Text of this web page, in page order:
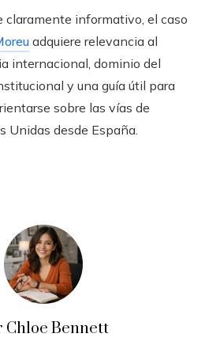
claramente informativo, el caso
adquiere relevancia al
internacional, dominio del
y una guía útil para
sobre las vías de
Unidas desde España.
Chloe Bennett